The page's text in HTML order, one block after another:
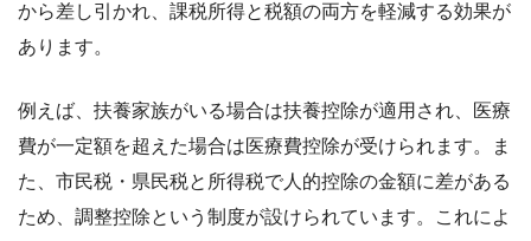
から差し引かれ、課税所得と税額の両方を軽減する効果が
あります。
例えば、扶養家族がいる場合は扶養控除が適用され、医療
費が一定額を超えた場合は医療費控除が受けられます。ま
た、市民税・県民税と所得税で人的控除の金額に差がある
ため、調整控除という制度が設けられています。これによ